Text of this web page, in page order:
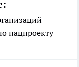
нацпроекту